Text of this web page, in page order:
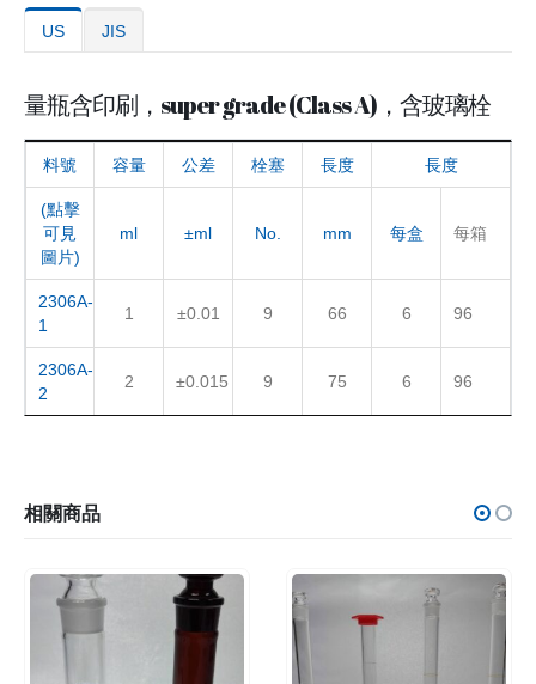
US JIS
量瓶含印刷，super grade (Class A)，含玻璃栓
料號 容量 公差 栓塞 長度 長度
(點擊
可見
圖片)
ml ±ml No. mm 每盒 每箱
2306A-
1
1 ±0.01 9 66 6 96
2306A-
2
2 ±0.015 9 75 6 96
相關商品